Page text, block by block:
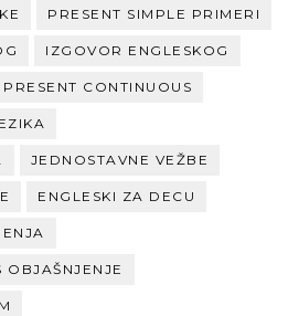
PRESENT SIMPLE PRIMERI
IZGOVOR ENGLESKOG
PRESENT CONTINUOUS
JEDNOSTAVNE VEŽBE
ENGLESKI ZA DECU
OBJAŠNJENJE